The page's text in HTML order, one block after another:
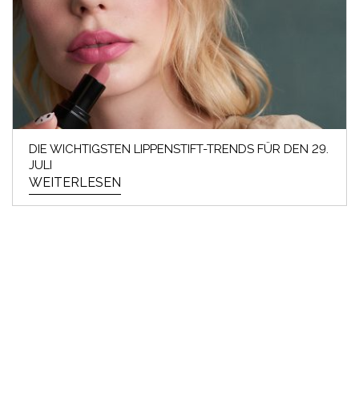
DIE WICHTIGSTEN LIPPENSTIFT-TRENDS FÜR DEN 29.
JULI
WEITERLESEN